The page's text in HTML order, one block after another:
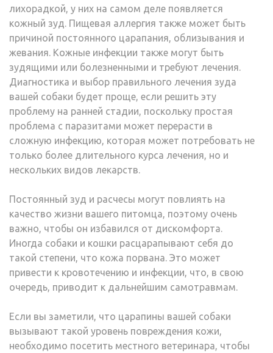
лихорадкой, у них на самом деле появляется
кожный зуд. Пищевая аллергия также может быть
причиной постоянного царапания, облизывания и
жевания. Кожные инфекции также могут быть
зудящими или болезненными и требуют лечения.
Диагностика и выбор правильного лечения зуда
вашей собаки будет проще, если решить эту
проблему на ранней стадии, поскольку простая
проблема с паразитами может перерасти в
сложную инфекцию, которая может потребовать не
только более длительного курса лечения, но и
нескольких видов лекарств.
Постоянный зуд и расчесы могут повлиять на
качество жизни вашего питомца, поэтому очень
важно, чтобы он избавился от дискомфорта.
Иногда собаки и кошки расцарапывают себя до
такой степени, что кожа порвана. Это может
привести к кровотечению и инфекции, что, в свою
очередь, приводит к дальнейшим самотравмам.
Если вы заметили, что царапины вашей собаки
вызывают такой уровень повреждения кожи,
необходимо посетить местного ветеринара, чтобы